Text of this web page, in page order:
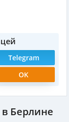
Telegram
OK
Берлине